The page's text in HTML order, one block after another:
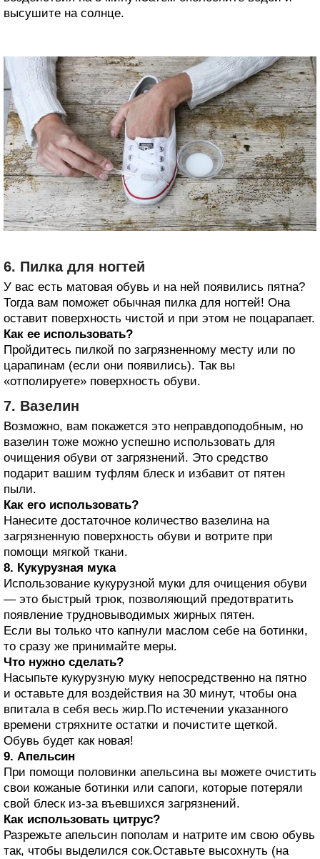
высушите на солнце.
6. Пилка для ногтей
У вас есть матовая обувь и на ней появились пятна?
Тогда вам поможет обычная пилка для ногтей! Она
оставит поверхность чистой и при этом не поцарапает.
Как ее использовать?
Пройдитесь пилкой по загрязненному месту или по
царапинам (если они появились). Так вы
«отполируете» поверхность обуви.
7. Вазелин
Возможно, вам покажется это неправдоподобным, но
вазелин тоже можно успешно использовать для
очищения обуви от загрязнений. Это средство
подарит вашим туфлям блеск и избавит от пятен
пыли.
Как его использовать?
Нанесите достаточное количество вазелина на
загрязненную поверхность обуви и вотрите при
помощи мягкой ткани.
8. Кукурузная мука
Использование кукурузной муки для очищения обуви
— это быстрый трюк, позволяющий предотвратить
появление трудновыводимых жирных пятен.
Если вы только что капнули маслом себе на ботинки,
то сразу же принимайте меры.
Что нужно сделать?
Насыпьте кукурузную муку непосредственно на пятно
и оставьте для воздействия на 30 минут, чтобы она
впитала в себя весь жир.По истечении указанного
времени стряхните остатки и почистите щеткой.
Обувь будет как новая!
9. Апельсин
При помощи половинки апельсина вы можете очистить
свои кожаные ботинки или сапоги, которые потеряли
свой блеск из-за въевшихся загрязнений.
Как использовать цитрус?
Разрежьте апельсин пополам и натрите им свою обувь
так, чтобы выделился сок.Оставьте высохнуть (на